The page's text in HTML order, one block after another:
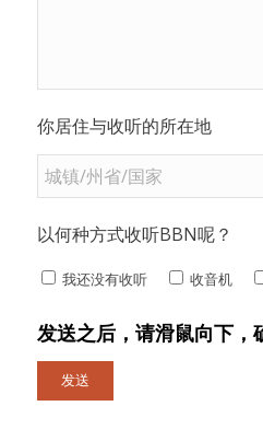
你居住与收听的所在地
以何种方式收听BBN呢？
我还没有收听 收音机
发送之后，请滑鼠向下，